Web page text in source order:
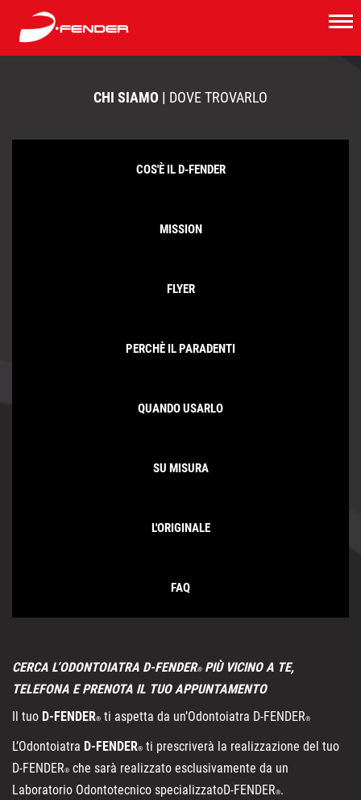
CHI SIAMO | DOVE TROVARLO
COS'È IL D-FENDER
MISSION
FLYER
PERCHÈ IL PARADENTI
QUANDO USARLO
SU MISURA
L'ORIGINALE
FAQ
CERCA L’ODONTOIATRA D-FENDER®PIÙ VICINO A TE,
TELEFONA E PRENOTA IL TUO APPUNTAMENTO
Il tuo D-FENDER® ti aspetta da un’Odontoiatra D-FENDER®
L’Odontoiatra D-FENDER® ti prescriverà la realizzazione del tuo
D-FENDER® che sarà realizzato esclusivamente da un
Laboratorio Odontotecnico specializzatoD-FENDER®.